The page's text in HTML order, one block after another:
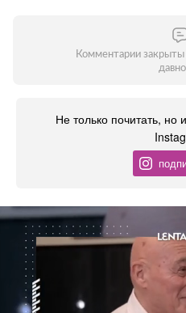
Комментарии закрыты
Не только почитать,